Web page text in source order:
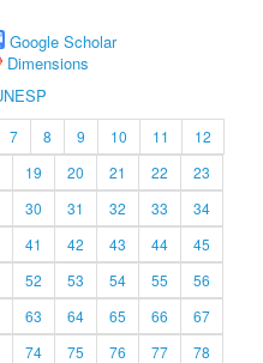
Google Scholar
Dimensions
7 8 9 10 11
12
19 20 21 22
23
30 31 32 33
34
41 42 43 44
45
52 53 54 55
56
63 64 65 66
67
74 75 76 77
78